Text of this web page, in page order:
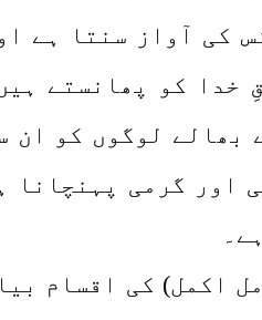
کی آواز سنتا ہے
خدا کو پھانستے
بھالے لوگوں کو ان
اور گرمی پہنچانا
اکمل) کی اقسام